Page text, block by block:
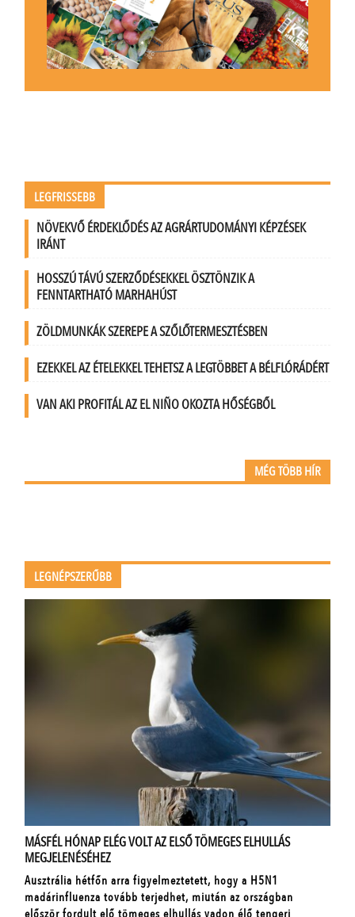
LEGFRISSEBB
NÖVEKVŐ ÉRDEKLŐDÉS AZ AGRÁRTUDOMÁNYI KÉPZÉSEK
IRÁNT
HOSSZÚ TÁVÚ SZERZŐDÉSEKKEL ÖSZTÖNZIK A
FENNTARTHATÓ MARHAHÚST
ZÖLDMUNKÁK SZEREPE A SZŐLŐTERMESZTÉSBEN
EZEKKEL AZ ÉTELEKKEL TEHETSZ A LEGTÖBBET A BÉLFLÓRÁDÉRT
VAN AKI PROFITÁL AZ EL NIÑO OKOZTA HŐSÉGBŐL
MÉG TÖBB HÍR
LEGNÉPSZERŰBB